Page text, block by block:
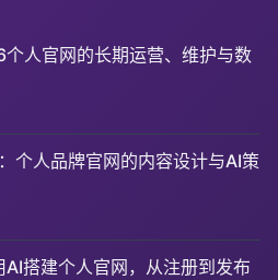
人官网的长期运营、维护与数
个人品牌官网的内容设计与AI策
搭建个人官网，从注册到发布